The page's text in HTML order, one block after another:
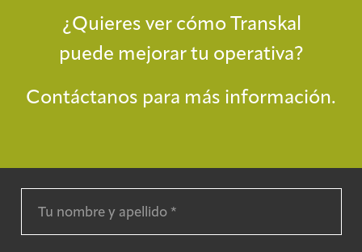
¿Quieres ver cómo Transkal
puede mejorar tu operativa?
Contáctanos para más información.